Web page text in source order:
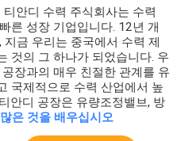
안디 수력 주식회사는 수력
른 성장 기업입니다. 12년 개
금 우리는 중국에서 수력 제
것의 그 하나가 되었습니다. 우
장과의 매우 친절한 관계를 유
국제적으로 수력 산업에서 높
안디 공장은 유량조정밸브, 방
은 것을 배우십시오